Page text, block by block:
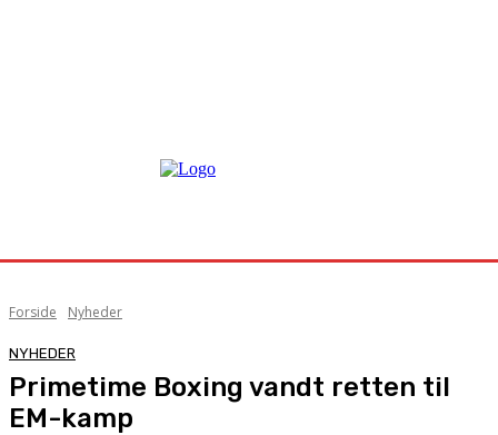
Forside Nyheder
NYHEDER
Primetime Boxing vandt retten til
EM-kamp